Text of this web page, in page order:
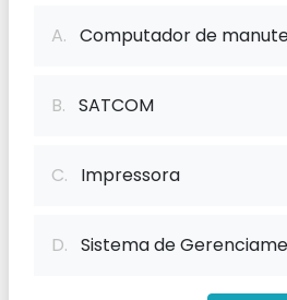
A. Computador de
B. SATCOM
C. Impressora
D. Sistema de